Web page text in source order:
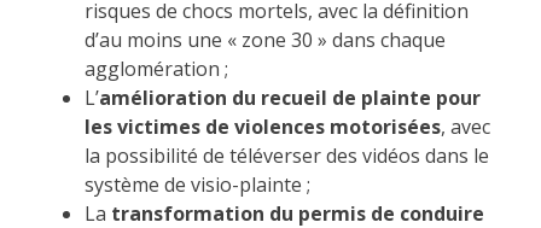
risques de chocs mortels, avec la définition
d’au moins une « zone 30 » dans chaque
agglomération ;
L’amélioration du recueil de plainte pour
les victimes de violences motorisées, avec
la possibilité de téléverser des vidéos dans le
système de visio-plainte ;
La transformation du permis de conduire